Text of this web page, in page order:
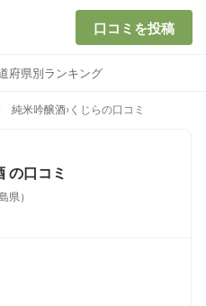
口コミを投稿
府県別ランキング
純米吟醸酒› くじらの口コミ
の口コミ
県）